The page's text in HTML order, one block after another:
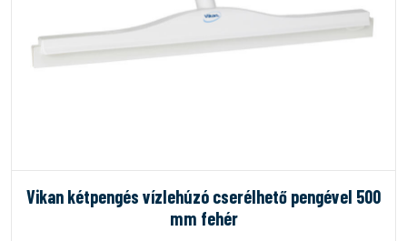
Vikan kétpengés vízlehúzó cserélhető pengével 500
mm fehér